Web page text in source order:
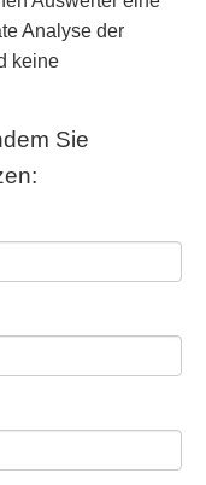
Analyse der
keine
Sie